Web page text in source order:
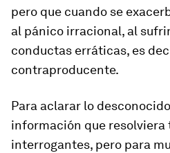
pero que cuando se
al pánico irracional, al
conductas erráticas, es
contraproducente.
Para aclarar lo
información que resolviera
interrogantes, pero para